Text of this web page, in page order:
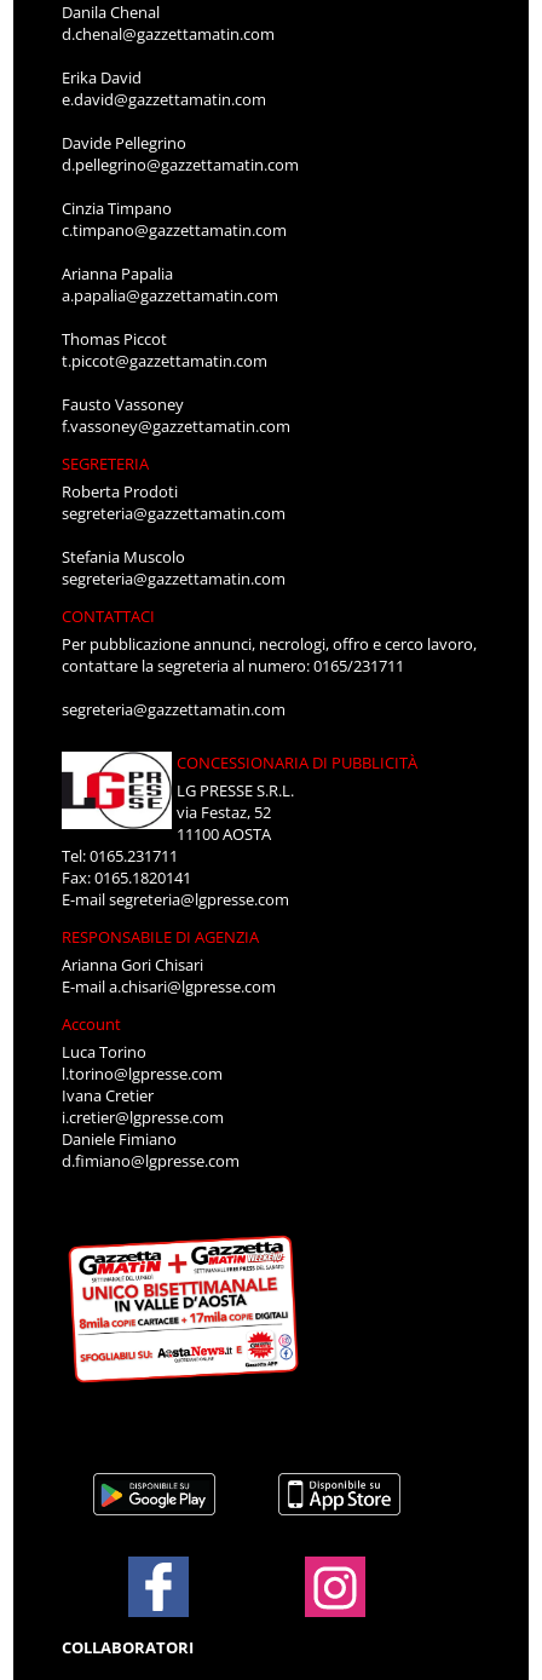
Danila Chenal
d.chenal@gazzettamatin.com
Erika David
e.david@gazzettamatin.com
Davide Pellegrino
d.pellegrino@gazzettamatin.com
Cinzia Timpano
c.timpano@gazzettamatin.com
Arianna Papalia
a.papalia@gazzettamatin.com
Thomas Piccot
t.piccot@gazzettamatin.com
Fausto Vassoney
f.vassoney@gazzettamatin.com
SEGRETERIA
Roberta Prodoti
segreteria@gazzettamatin.com
Stefania Muscolo
segreteria@gazzettamatin.com
CONTATTACI
Per pubblicazione annunci, necrologi, offro e cerco lavoro,
contattare la segreteria al numero: 0165/231711
segreteria@gazzettamatin.com
CONCESSIONARIA DI PUBBLICITÀ
LG PRESSE S.R.L.
via Festaz, 52
11100 AOSTA
Tel: 0165.231711
Fax: 0165.1820141
E-mailsegreteria@lgpresse.com
RESPONSABILE DI AGENZIA
Arianna Gori Chisari
E-maila.chisari@lgpresse.com
Account
Luca Torino
l.torino@lgpresse.com
Ivana Cretier
i.cretier@lgpresse.com
Daniele Fimiano
d.fimiano@lgpresse.com
COLLABORATORI